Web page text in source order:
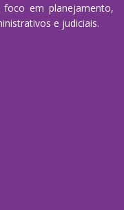
em planejamento,
e judiciais.